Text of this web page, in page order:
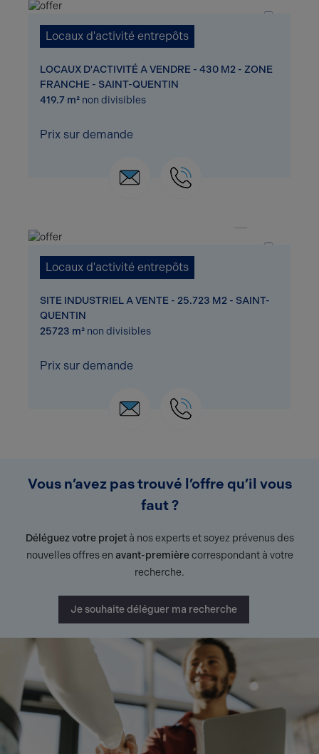
Locaux d'activité entrepôts
LOCAUX D'ACTIVITÉ A VENDRE - 430 M2 - ZONE
FRANCHE - SAINT-QUENTIN
419.7 m² non divisibles
Prix sur demande
Locaux d'activité entrepôts
SITE INDUSTRIEL A VENTE - 25.723 M2 - SAINT-
QUENTIN
25723 m² non divisibles
Prix sur demande
Vous n’avez pas trouvé l’offre qu’il vous
faut ?
Déléguez votre projetà nos experts et soyez prévenus des
nouvelles offres en avant-premièrecorrespondant à votre
recherche.
Je souhaite déléguer ma recherche